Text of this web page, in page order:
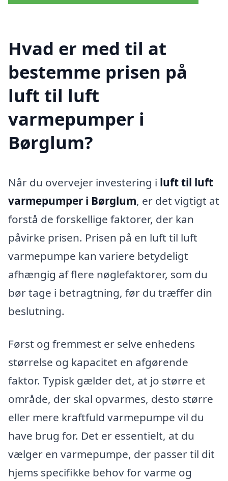
Hvad er med til at
bestemme prisen på
luft til luft
varmepumper i
Børglum?
Når du overvejer investering i luft til luft
varmepumper i Børglum, er det vigtigt at
forstå de forskellige faktorer, der kan
påvirke prisen. Prisen på en luft til luft
varmepumpe kan variere betydeligt
afhængig af flere nøglefaktorer, som du
bør tage i betragtning, før du træffer din
beslutning.
Først og fremmest er selve enhedens
størrelse og kapacitet en afgørende
faktor. Typisk gælder det, at jo større et
område, der skal opvarmes, desto større
eller mere kraftfuld varmepumpe vil du
have brug for. Det er essentielt, at du
vælger en varmepumpe, der passer til dit
hjems specifikke behov for varme og